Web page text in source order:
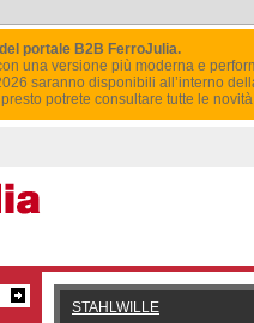
portale B2B FerroJulia.
una versione più moderna e
saranno disponibili all’interno
potrete consultare tutte le
STAHLWILLE